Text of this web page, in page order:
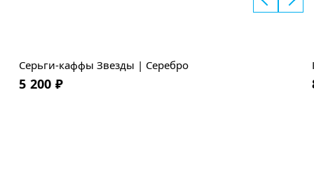
Серьги-каффы Звезды | Серебро
5 200 ₽